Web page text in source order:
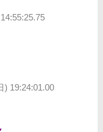
) 19:24:01.00